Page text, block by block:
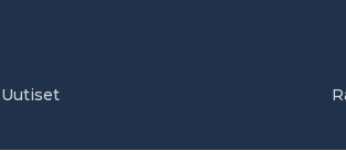
Uutiset